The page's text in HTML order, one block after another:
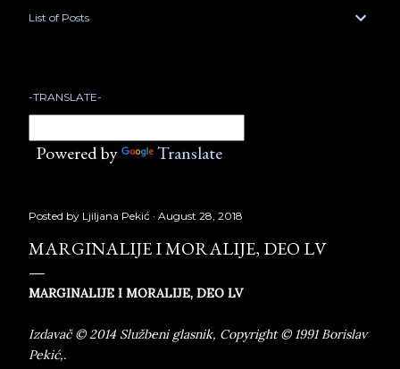
List of Posts
-TRANSLATE-
Powered by Translate
Posted by Ljiljana Pekić August 28, 2018
MARGINALIJE I MORALIJE, DEO LV
MARGINALIJE I MORALIJE, DEO LV
Izdavač © 2014 Službeni glasnik, Copyright © 1991 Borislav
Pekić,.